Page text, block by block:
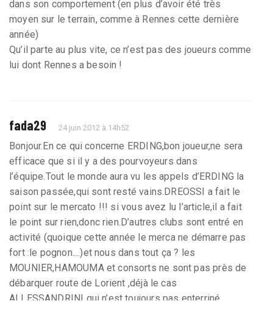
dans son comportement (en plus d’avoir été très
moyen sur le terrain, comme à Rennes cette dernière
année)
Qu’il parte au plus vite, ce n’est pas des joueurs comme
lui dont Rennes a besoin !
fada29 24 juin 2012 à 14h52
Bonjour.En ce qui concerne ERDING,bon joueur,ne sera
efficace que si il y a des pourvoyeurs dans
l’équipe.Tout le monde aura vu les appels d’ERDING la
saison passée,qui sont resté vains.DREOSSI a fait le
point sur le mercato !!! si vous avez lu l’article,il a fait
le point sur rien,donc rien.D’autres clubs sont entré en
activité (quoique cette année le merca ne démarre pas
fort :le pognon....)et nous dans tout ça ? les
MOUNIER,HAMOUMA et consorts ne sont pas près de
débarquer route de Lorient ,déjà le cas
ALLESSANDRINI qui n’est toujours pas enterriné